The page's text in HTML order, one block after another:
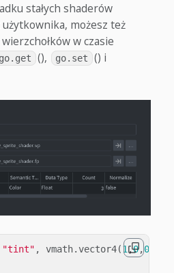
stałych shaderów
możesz też
w czasie
go.get (), go.set () i
"tint" , vmath.vector4(1,0,0